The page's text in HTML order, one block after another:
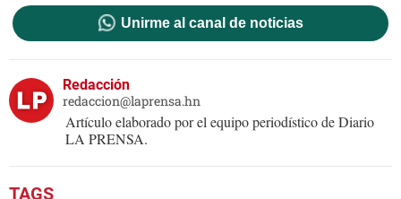
Unirme al canal de noticias
Redacción
redaccion@laprensa.hn
Artículo elaborado por el equipo periodístico de Diario
LA PRENSA.